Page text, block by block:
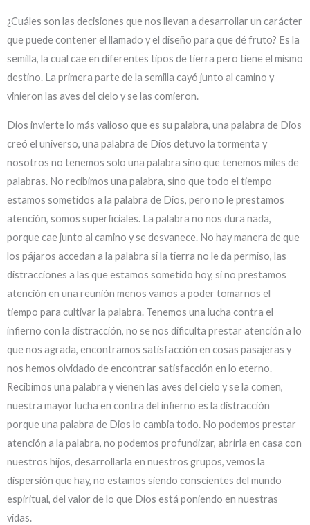
¿Cuáles son las decisiones que nos llevan a desarrollar un carácter
que puede contener el llamado y el diseño para que dé fruto? Es la
semilla, la cual cae en diferentes tipos de tierra pero tiene el mismo
destino. La primera parte de la semilla cayó junto al camino y
vinieron las aves del cielo y se las comieron.
Dios invierte lo más valioso que es su palabra, una palabra de Dios
creó el universo, una palabra de Dios detuvo la tormenta y
nosotros no tenemos solo una palabra sino que tenemos miles de
palabras. No recibimos una palabra, sino que todo el tiempo
estamos sometidos a la palabra de Dios, pero no le prestamos
atención, somos superficiales. La palabra no nos dura nada,
porque cae junto al camino y se desvanece. No hay manera de que
los pájaros accedan a la palabra si la tierra no le da permiso, las
distracciones a las que estamos sometido hoy, si no prestamos
atención en una reunión menos vamos a poder tomarnos el
tiempo para cultivar la palabra. Tenemos una lucha contra el
infierno con la distracción, no se nos dificulta prestar atención a lo
que nos agrada, encontramos satisfacción en cosas pasajeras y
nos hemos olvidado de encontrar satisfacción en lo eterno.
Recibimos una palabra y vienen las aves del cielo y se la comen,
nuestra mayor lucha en contra del infierno es la distracción
porque una palabra de Dios lo cambia todo. No podemos prestar
atención a la palabra, no podemos profundizar, abrirla en casa con
nuestros hijos, desarrollarla en nuestros grupos, vemos la
dispersión que hay, no estamos siendo conscientes del mundo
espiritual, del valor de lo que Dios está poniendo en nuestras
vidas.